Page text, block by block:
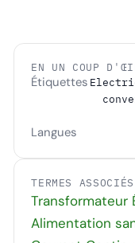
EN UN COUP
Étiquettes
Langues
TERMES ASSOCIÉS
Transformateur
Alimentation